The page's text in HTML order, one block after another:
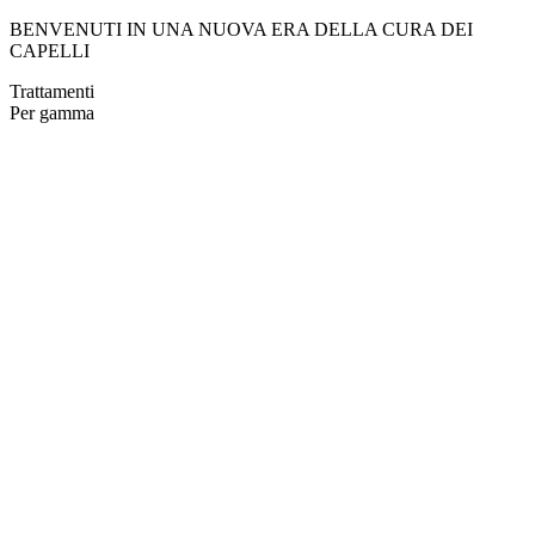
BENVENUTI IN UNA NUOVA ERA DELLA CURA DEI
CAPELLI
Trattamenti
Per gamma